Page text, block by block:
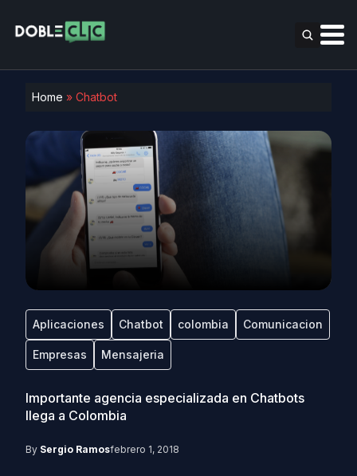
Home » Chatbot
Aplicaciones Chatbot colombia Comunicacion
Empresas Mensajeria
Importante agencia especializada en Chatbots
llega a Colombia
By Sergio Ramosfebrero 1, 2018